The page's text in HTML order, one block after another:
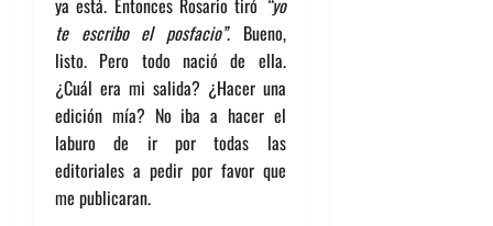
ya está. Entonces Rosario tiró “yo
te escribo el posfacio”. Bueno,
listo. Pero todo nació de ella.
¿Cuál era mi salida? ¿Hacer una
edición mía? No iba a hacer el
laburo de ir por todas las
editoriales a pedir por favor que
me publicaran.